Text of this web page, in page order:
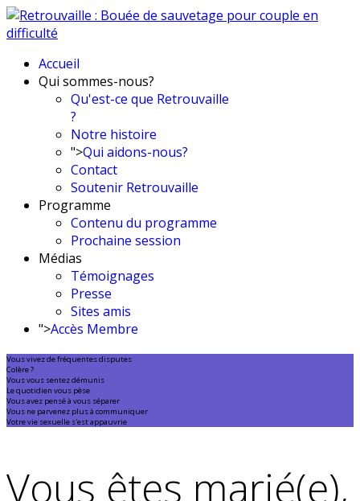
Accueil
Qui sommes-nous?
Qu'est-ce que Retrouvaille
?
Notre histoire
">Qui aidons-nous?
Contact
Soutenir Retrouvaille
Programme
Contenu du programme
Prochaine session
Médias
Témoignages
Presse
Sites amis
">Accès Membre
Vous vivez de fréquentes disputes
Colère ?
Vous vous sentez démunis
Le quotidien vous pèse
Vous avez pensé à vous séparer
Vous ne parvenez plus à communiquer
Votre vie sexuelle s'est appauvrie
Vous êtes marié(e),